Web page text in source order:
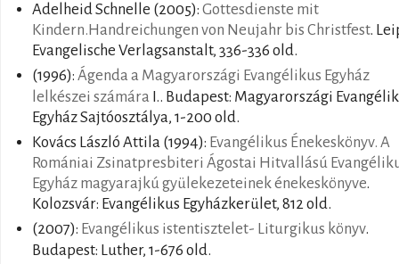
Adelheid Schnelle (2005): Gottesdienste mit
Kindern.Handreichungen von Neujahr bis Christfest.
Evangelische Verlagsanstalt, 336-336 old.
(1996): Ágenda a Magyarországi Evangélikus Egyház
lelkészei számára I.. Budapest: Magyarországi
Egyház Sajtóosztálya, 1-200 old.
Kovács László Attila (1994): Evangélikus Énekeskönyv. A
Romániai Zsinatpresbiteri Ágostai Hitvallású
Egyház magyarajkú gyülekezeteinek énekeskönyve.
Kolozsvár: Evangélikus Egyházkerület, 812 old.
(2007): Evangélikus istentisztelet- Liturgikus könyv.
Budapest: Luther, 1-676 old.